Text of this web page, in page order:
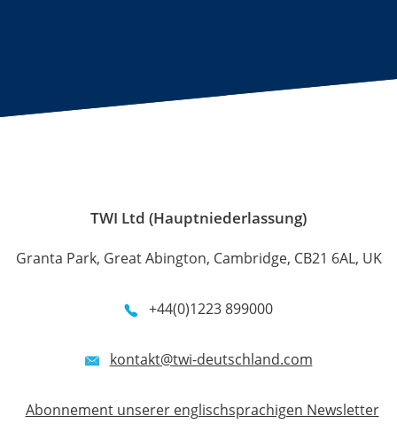
TWI Ltd (Hauptniederlassung)
Granta Park, Great Abington, Cambridge, CB21 6AL, UK
+44(0)1223 899000
kontakt@twi-deutschland.com
Abonnement unserer englischsprachigen Newsletter